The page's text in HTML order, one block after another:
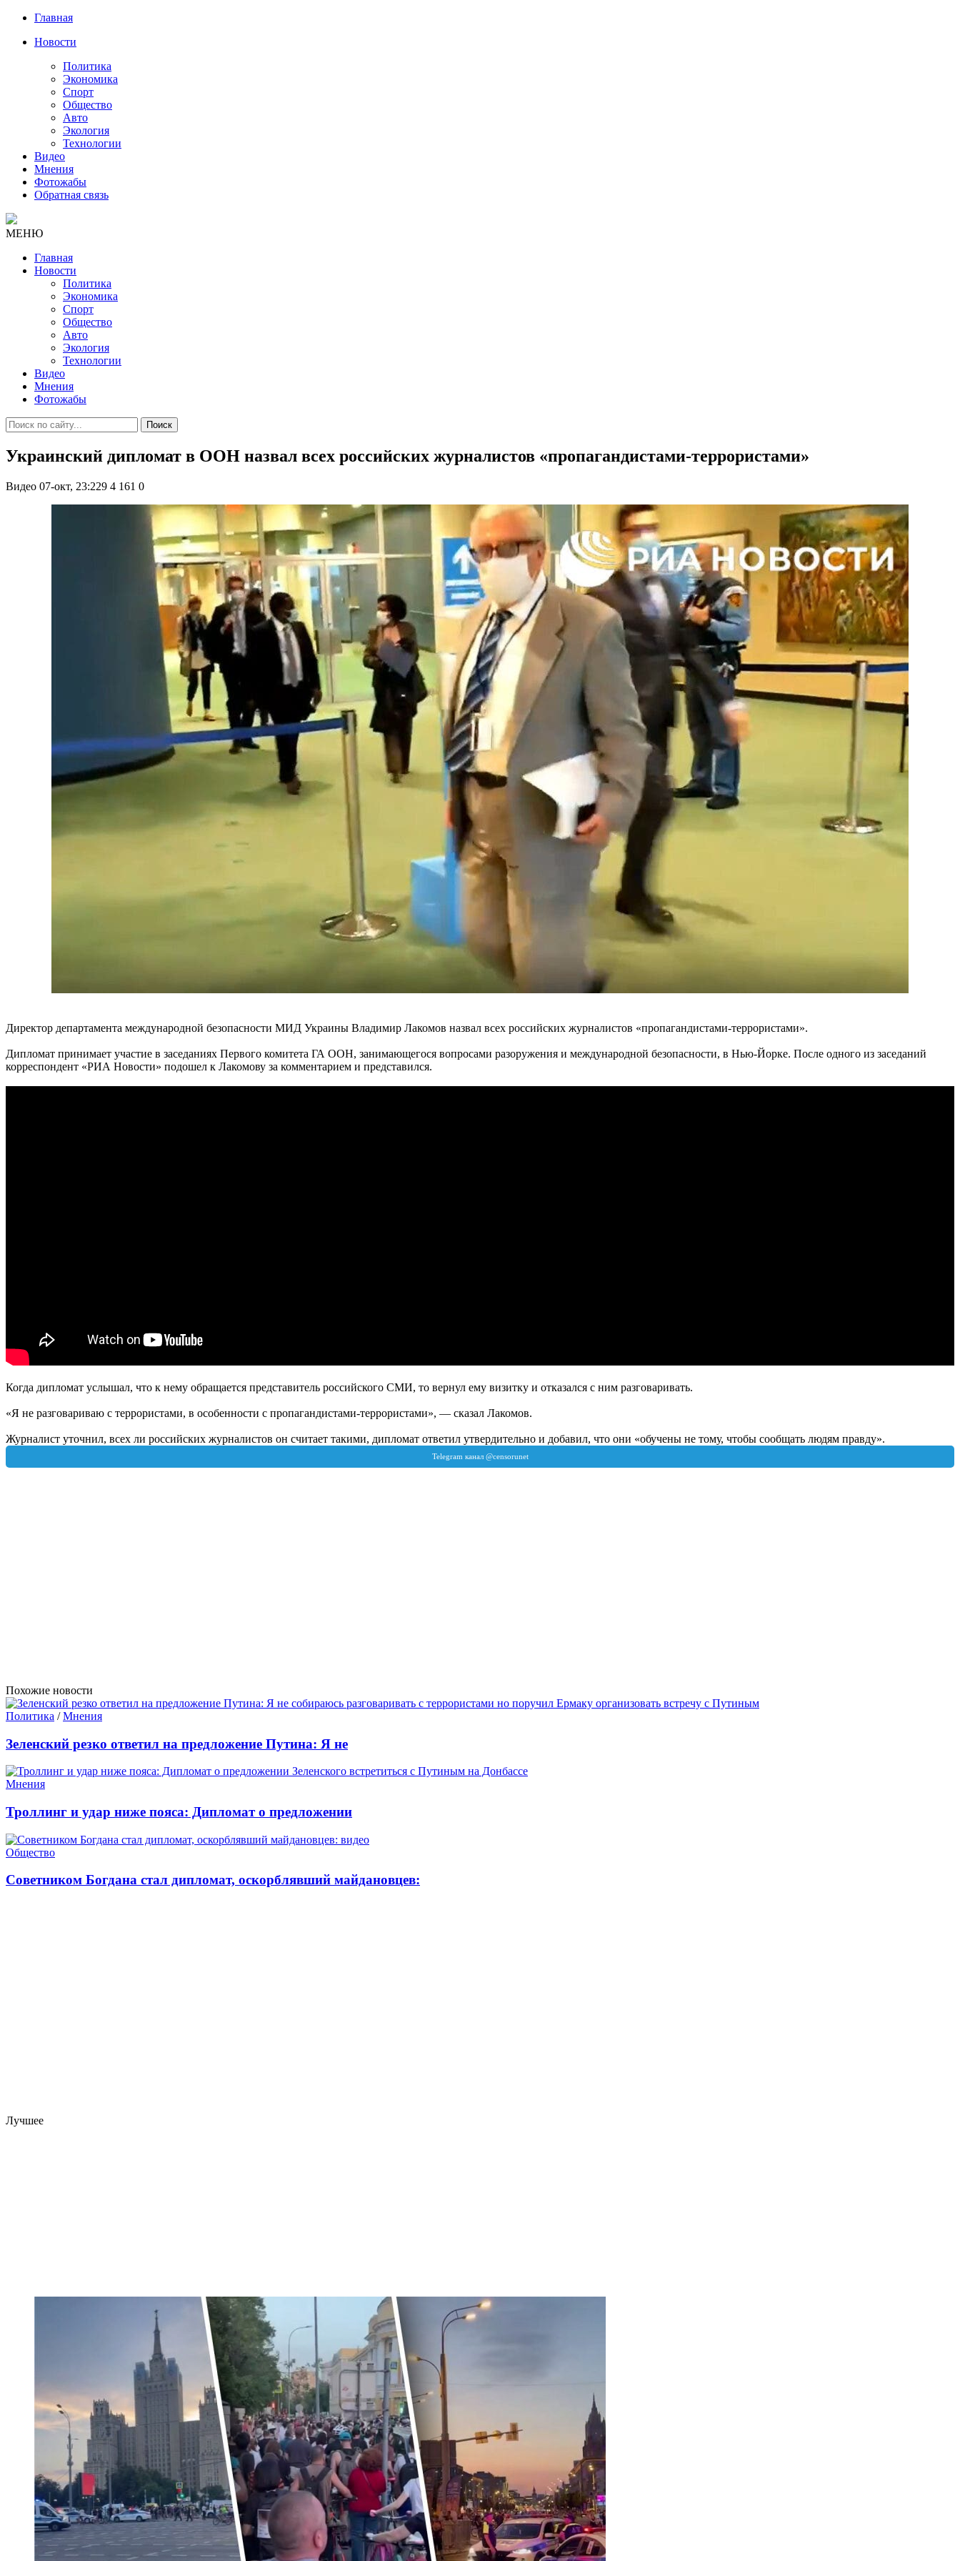
Главная
Новости
Политика
Экономика
Спорт
Общество
Авто
Экология
Технологии
Видео
Мнения
Фотожабы
Обратная связь
МЕНЮ
Главная
Новости
Политика
Экономика
Спорт
Общество
Авто
Экология
Технологии
Видео
Мнения
Фотожабы
Поиск
Украинский дипломат в ООН назвал всех российских журналистов «пропагандистами-террористами»
Видео 07-окт, 23:229 4 161 0
Директор департамента международной безопасности МИД Украины Владимир Лакомов назвал всех российских журналистов «пропагандистами-террористами».
Дипломат принимает участие в заседаниях Первого комитета ГА ООН, занимающегося вопросами разоружения и международной безопасности, в Нью-Йорке. После одного из заседаний
корреспондент «РИА Новости» подошел к Лакомову за комментарием и представился.
Когда дипломат услышал, что к нему обращается представитель российского СМИ, то вернул ему визитку и отказался с ним разговаривать.
«Я не разговариваю с террористами, в особенности с пропагандистами-террористами», — сказал Лакомов.
Журналист уточнил, всех ли российских журналистов он считает такими, дипломат ответил утвердительно и добавил, что они «обучены не тому, чтобы сообщать людям правду».
Похожие новости
Политика /Мнения
Зеленский резко ответил на предложение Путина: Я не
Мнения
Троллинг и удар ниже пояса: Дипломат о предложении
Общество
Советником Богдана стал дипломат, оскорблявший майдановцев:
Лучшее